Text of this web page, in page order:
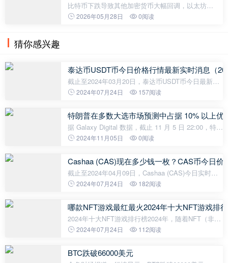
比特币下跌导致其他加密货币大幅回调，以太坊
（ETH）也一度逼近2000美元大关。随着市场对以太
2026年05月28日 0阅读
猜你感兴趣
泰达币USDT币今日价格行情最新实时消息（
截止至2024年03月20日，泰达币USDT币今日最新价
格是1.00176美元，一枚泰达币USDT约合人民币
1.00259美元，最低价是1.00095美元，波幅为0.1
2024年07月24日 157阅读
特朗普在多数大选市场预测中占据 10% 以上优
据 Galaxy Digital 数据，截止 11 月 5 日 22:00，特朗
普在 2024 美国总统竞选的多数市场预测中占据 10%
Betfair），最低概率为 43%（经
2024年11月05日 0阅读
Cashaa (CAS)现在多少钱一枚？CAS币今日价
截止至2024年04月09日，Cashaa (CAS)今日实时最
新价格是0.004112美元，约等于人民币0.0297元。
价$0.003791美元，24H成交额$79,987美元
2024年07月24日 182阅读
哪款NFT游戏最红最火2024年十大NFT游戏排
2024年十大NFT游戏排行榜2024年，随着NFT（非同
质化代币）市场的蓬勃发展，越来越多的NFT游戏涌
性，吸引了大量玩家和投资者。以下是2024
2024年07月24日 112阅读
BTC跌破66000美元